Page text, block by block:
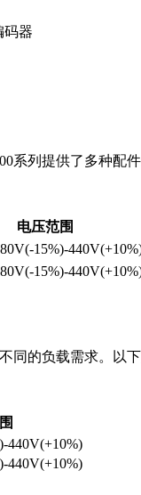
码器
系列提供了多种配
电压范围
15%)-
15%)-
同的负载需求。以
440V(+10%)
440V(+10%)